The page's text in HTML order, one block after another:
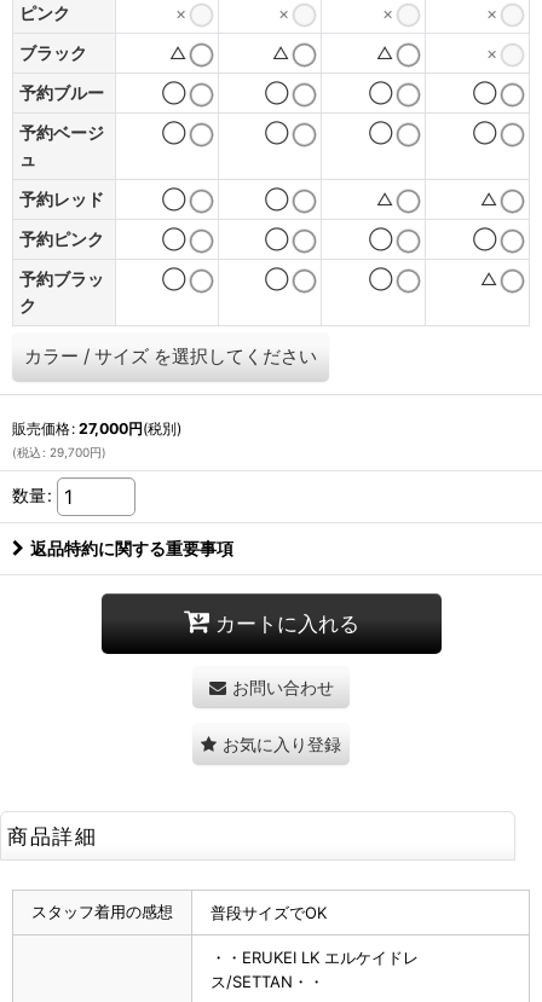
ピンク
× × ×
×
ブラック
△ △ △
×
予約ブルー
◯ ◯ ◯
◯
予約ベージ
ュ
◯ ◯ ◯ ◯
予約レッド ◯ ◯ △
△
予約ピンク
◯ ◯ ◯
◯
予約ブラッ
ク
◯ ◯ ◯ △
カラー / サイズ を選択してください
販売価格: 27,000円(税別)
(税込 : 29,700円)
数量:
返品特約に関する重要事項
カートに入れる
お問い合わせ
お気に入り登録
商品詳細
スタッフ着用の感想 普段サイズでOK
・・ERUKEI LK エルケイドレ
ス/SETTAN・・